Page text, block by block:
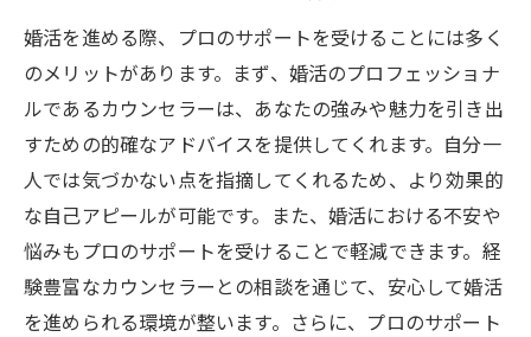
婚活を進める際、プロのサポートを受けることには多く
のメリットがあります。まず、婚活のプロフェッショナ
ルであるカウンセラーは、あなたの強みや魅力を引き出
すための的確なアドバイスを提供してくれます。自分一
人では気づかない点を指摘してくれるため、より効果的
な自己アピールが可能です。また、婚活における不安や
悩みもプロのサポートを受けることで軽減できます。経
験豊富なカウンセラーとの相談を通じて、安心して婚活
を進められる環境が整います。さらに、プロのサポート